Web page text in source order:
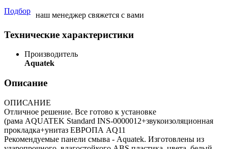
Подбор наш менеджер свяжется с вами
Технические характеристики
Производитель
Aquatek
Описание
ОПИСАНИЕ
Отличное решение. Все готово к установке
(рама AQUATEK Standard INS-0000012+звукоизоляционная
прокладка+унитаз ЕВРОПА AQ11
Рекомендуемые панели смыва - Aquatek. Изготовлены из